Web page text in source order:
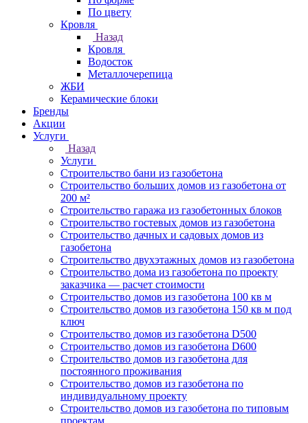
По цвету
Кровля
Назад
Кровля
Водосток
Металлочерепица
ЖБИ
Керамические блоки
Бренды
Акции
Услуги
Назад
Услуги
Строительство бани из газобетона
Строительство больших домов из газобетона от
200 м²
Строительство гаража из газобетонных блоков
Строительство гостевых домов из газобетона
Строительство дачных и садовых домов из
газобетона
Строительство двухэтажных домов из газобетона
Строительство дома из газобетона по проекту
заказчика — расчет стоимости
Строительство домов из газобетона 100 кв м
Строительство домов из газобетона 150 кв м под
ключ
Строительство домов из газобетона D500
Строительство домов из газобетона D600
Строительство домов из газобетона для
постоянного проживания
Строительство домов из газобетона по
индивидуальному проекту
Строительство домов из газобетона по типовым
проектам